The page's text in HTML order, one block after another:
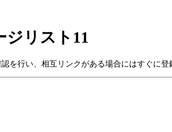
リスト11
を行い、相互リンクがある場合にはすぐに